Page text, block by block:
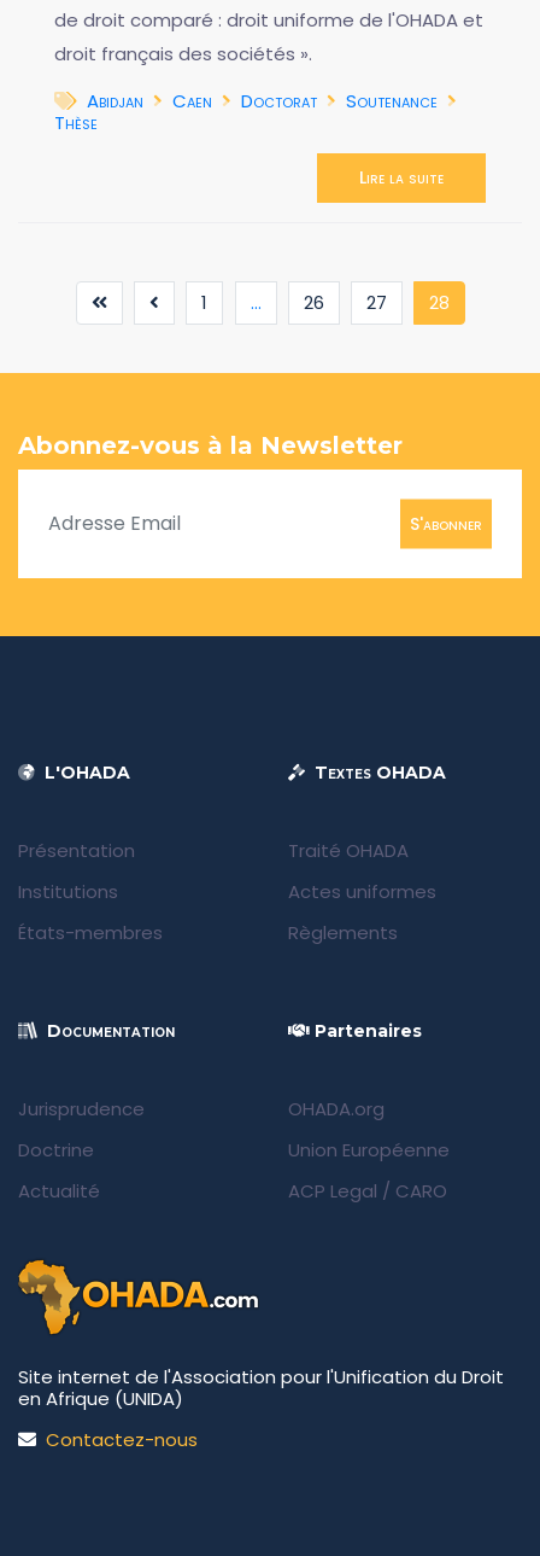
de droit comparé : droit uniforme de l'OHADA et
droit français des sociétés ».
Abidjan
Caen Doctorat
Soutenance
Thèse
Lire la suite
1 ... 26 27 28(current)
Abonnez-vous à la Newsletter
S'abonner
L'OHADA
Présentation
Institutions
États-membres
Textes OHADA
Traité OHADA
Actes uniformes
Règlements
Documentation
Jurisprudence
Doctrine
Actualité
Partenaires
OHADA.org
Union Européenne
ACP Legal / CARO
Site internet de l'Association pour l'Unification du Droit
en Afrique (UNIDA)
Contactez-nous